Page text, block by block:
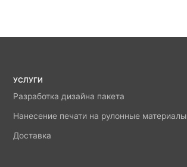
УСЛУГИ
Разработка дизайна пакета
Нанесение печати на рулонные материалы
Доставка